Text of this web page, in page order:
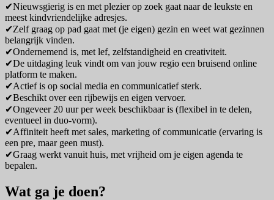
✔Nieuwsgierig is en met plezier op zoek gaat naar de leukste en
meest kindvriendelijke adresjes.
✔Zelf graag op pad gaat met (je eigen) gezin en weet wat gezinnen
belangrijk vinden.
✔Ondernemend is, met lef, zelfstandigheid en creativiteit.
✔De uitdaging leuk vindt om van jouw regio een bruisend online
platform te maken.
✔Actief is op social media en communicatief sterk.
✔Beschikt over een rijbewijs en eigen vervoer.
✔Ongeveer 20 uur per week beschikbaar is (flexibel in te delen,
eventueel in duo-vorm).
✔Affiniteit heeft met sales, marketing of communicatie (ervaring is
een pre, maar geen must).
✔Graag werkt vanuit huis, met vrijheid om je eigen agenda te
bepalen.
Wat ga je doen?